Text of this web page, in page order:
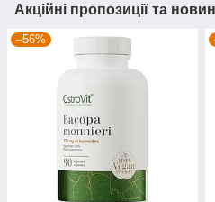
Акційні пропозиції та
–56%